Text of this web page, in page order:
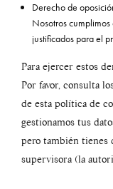
Derecho de
Nosotros
justificados para el
Para ejercer estos
Por favor, consulta
de esta política de
gestionamos tus
pero también tienes
supervisora (la